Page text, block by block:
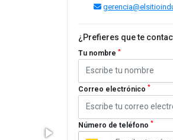
¿Prefieres que te
Tu nombre *
Correo electrónico *
Número de teléfono *